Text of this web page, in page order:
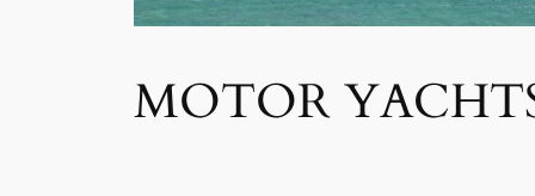
MOTOR